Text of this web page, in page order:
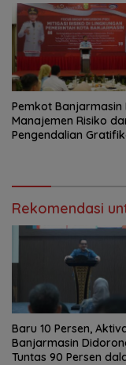
Pemkot Banjarmasin
Manajemen Risiko
Pengendalian
Rekomendasi
Baru 10 Persen,
Banjarmasin
Tuntas 90 Persen